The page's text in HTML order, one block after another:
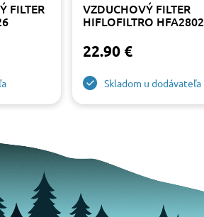
FILTER
VZDUCHOVÝ FILTER
HIFLOFILTRO HFA2802
22.90 €
Skladom u dodávateľa